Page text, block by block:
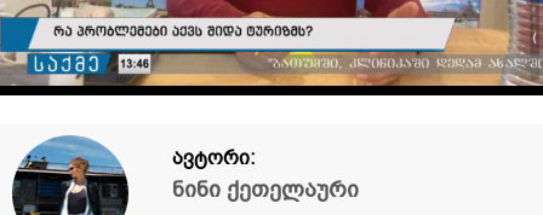
Video
ავტორი:
ნინი ქეთელაური